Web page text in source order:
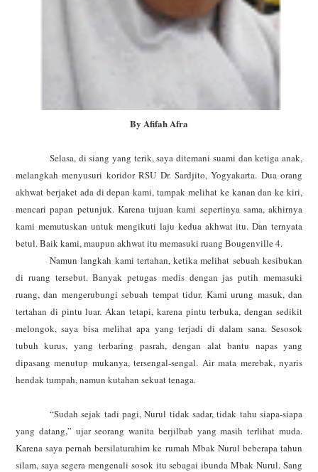
By Afifah Afra
Selasa, di siang yang terik, saya ditemani suami dan ketiga anak,
melangkah menyusuri koridor RSU Dr. Sardjito, Yogyakarta. Dua orang
akhwat berjaket ada di depan kami, tampak melihat ke kanan dan ke kiri,
mencari papan petunjuk. Karena tujuan kami sepertinya sama, akhirnya
kami memutuskan untuk mengikuti laju kedua akhwat itu. Dan ternyata
betul. Baik kami, maupun akhwat itu memasuki ruang Bougenville 4.
Namun langkah kami tertahan, ketika melihat sebuah kesibukan
di ruang tersebut. Banyak petugas medis dengan jas putih memasuki
ruang, dan mengerubungi sebuah tempat tidur. Kami urung masuk, dan
tertahan di pintu luar. Akan tetapi, karena pintu terbuka, dengan sedikit
melongok, saya bisa melihat apa yang terjadi di dalam sana. Sesosok
tubuh kurus, yang terbaring pasrah, dengan alat bantu napas yang
dipasang menutup mukanya, tersengal-sengal. Air mata merebak, nyaris
hendak tumpah, namun kutahan sekuat tenaga.
“Sudah sejak tadi pagi, Nurul tidak sadar, tidak tahu siapa-siapa
yang datang,” ujar seorang wanita berjilbab yang masih terlihat muda.
Karena saya pernah bersilaturahim ke rumah Mbak Nurul beberapa tahun
silam, saya segera mengenali sosok itu sebagai ibunda Mbak Nurul. Sang